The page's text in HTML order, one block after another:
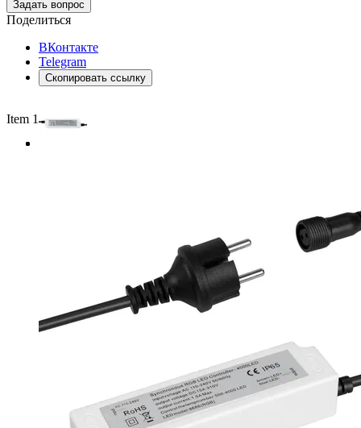
Задать вопрос
Поделиться
ВКонтакте
Telegram
Скопировать ссылку
Item 1 of 3